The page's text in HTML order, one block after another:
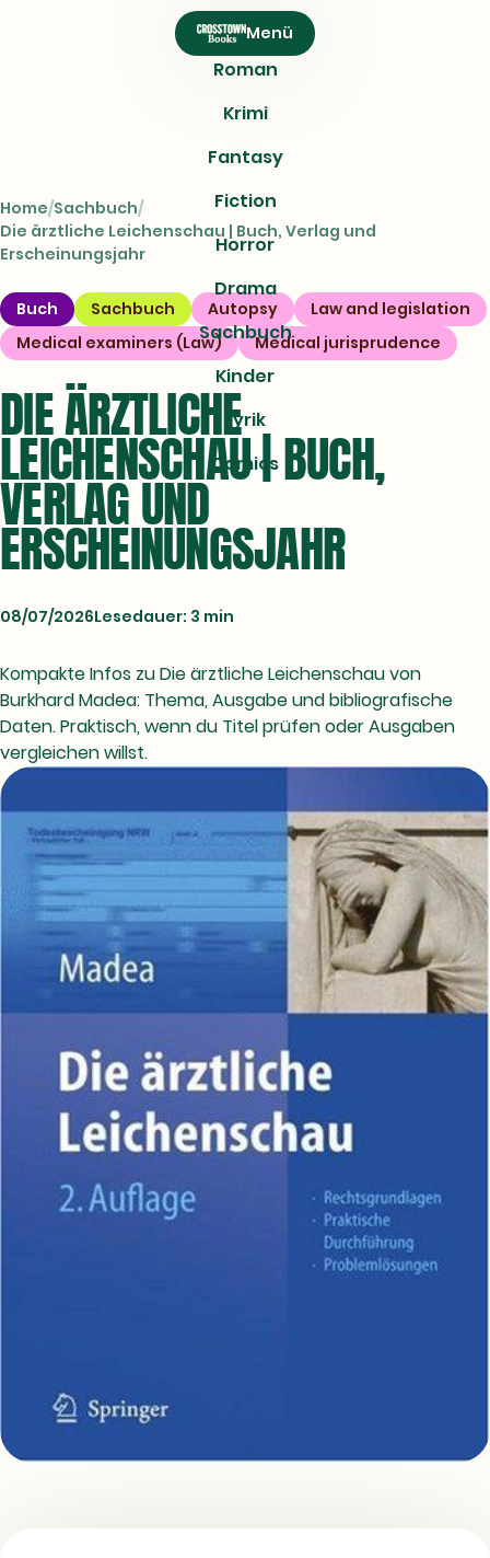
Menü
Roman
Krimi
Fantasy
Fiction
Horror
Drama
Sachbuch
Kinder
Lyrik
Comics
Home Sachbuch
Die ärztliche Leichenschau | Buch, Verlag und
Erscheinungsjahr
Buch Sachbuch Autopsy
Law and legislation
Medical examiners (Law)
Medical jurisprudence
DIE ÄRZTLICHE
LEICHENSCHAU | BUCH,
VERLAG UND
ERSCHEINUNGSJAHR
08/07/2026Lesedauer: 3 min
Kompakte Infos zu Die ärztliche Leichenschau von
Burkhard Madea: Thema, Ausgabe und bibliografische
Daten. Praktisch, wenn du Titel prüfen oder Ausgaben
vergleichen willst.